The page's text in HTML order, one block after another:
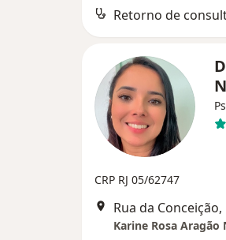
CRP RJ 05/62747
Karine Rosa Aragão